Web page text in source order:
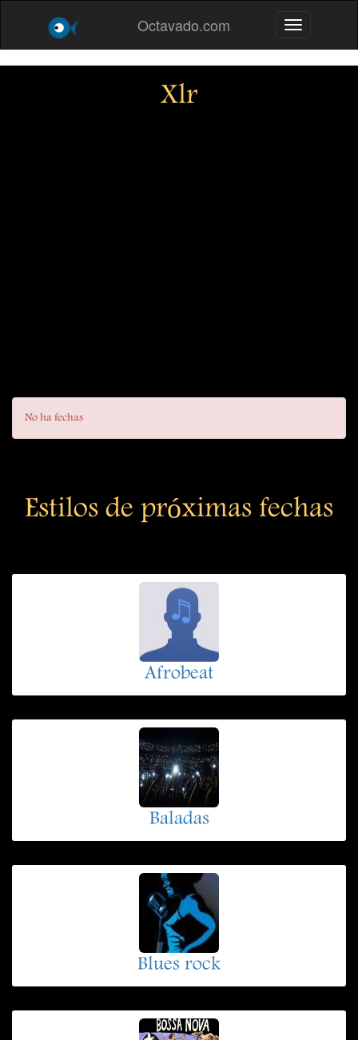
Octavado.com Toggle
Xlr
No ha fechas
Estilos de próximas fechas
Afrobeat
Baladas
Blues rock